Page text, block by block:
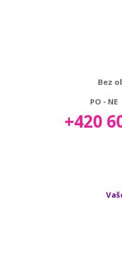
Bez
PO -
+420